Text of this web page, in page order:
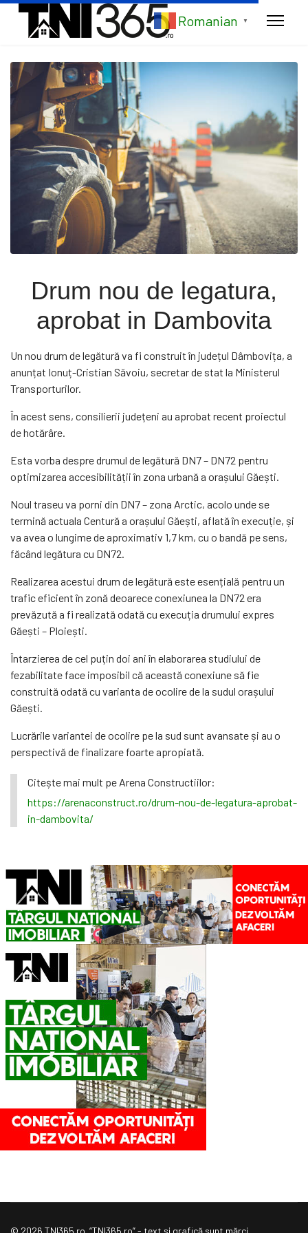
Romanian ▼
Drum nou de legatura,
aprobat in Dambovita
Un nou drum de legătură va fi construit în județul Dâmbovița, a
anunțat Ionuț-Cristian Săvoiu, secretar de stat la Ministerul
Transporturilor.
În acest sens, consilierii județeni au aprobat recent proiectul
de hotărâre.
Esta vorba despre drumul de legătură DN7 – DN72 pentru
optimizarea accesibilității în zona urbană a orașului Găești.
Noul traseu va porni din DN7 – zona Arctic, acolo unde se
termină actuala Centură a orașului Găești, aflată în execuție, și
va avea o lungime de aproximativ 1,7 km, cu o bandă pe sens,
făcând legătura cu DN72.
Realizarea acestui drum de legătură este esențială pentru un
trafic eficient în zonă deoarece conexiunea la DN72 era
prevăzută a fi realizată odată cu execuția drumului expres
Găești – Ploiești.
Întarzierea de cel puțin doi ani în elaborarea studiului de
fezabilitate face imposibil că această conexiune să fie
construită odată cu varianta de ocolire de la sudul orașului
Găești.
Lucrările variantei de ocolire pe la sud sunt avansate și au o
perspectivă de finalizare foarte apropiată.
Citește mai mult pe Arena Constructiilor:
https://arenaconstruct.ro/drum-nou-de-legatura-aprobat-
in-dambovita/
© 2026 TNI365.ro. “TNI365.ro” - text şi grafică sunt mărci